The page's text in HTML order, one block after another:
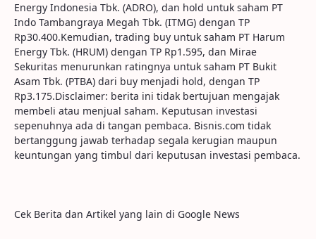
Energy Indonesia Tbk. (ADRO), dan hold untuk saham PT
Indo Tambangraya Megah Tbk. (ITMG) dengan TP
Rp30.400.Kemudian, trading buy untuk saham PT Harum
Energy Tbk. (HRUM) dengan TP Rp1.595, dan Mirae
Sekuritas menurunkan ratingnya untuk saham PT Bukit
Asam Tbk. (PTBA) dari buy menjadi hold, dengan TP
Rp3.175.Disclaimer: berita ini tidak bertujuan mengajak
membeli atau menjual saham. Keputusan investasi
sepenuhnya ada di tangan pembaca. Bisnis.com tidak
bertanggung jawab terhadap segala kerugian maupun
keuntungan yang timbul dari keputusan investasi pembaca.
Cek Berita dan Artikel yang lain di Google News